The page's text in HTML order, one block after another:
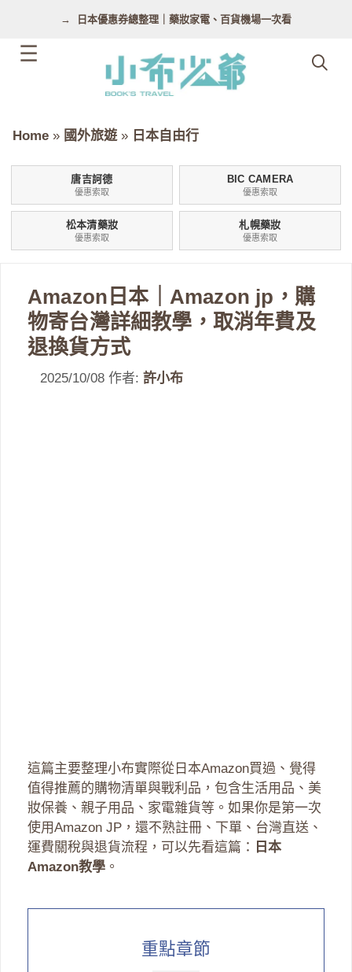
日本優惠券總整理｜藥妝家電、百貨機場一次看
Home » 國外旅遊 » 日本自由行
唐吉訶德
優惠索取
BIC CAMERA
優惠索取
松本清藥妝
優惠索取
札幌藥妝
優惠索取
Amazon日本｜Amazon jp，購
物寄台灣詳細教學，取消年費及
退換貨方式
2025/10/08 作者: 許小布
這篇主要整理小布實際從日本Amazon買過、覺得
值得推薦的購物清單與戰利品，包含生活用品、美
妝保養、親子用品、家電雜貨等。如果你是第一次
使用Amazon JP，還不熟註冊、下單、台灣直送、
運費關稅與退貨流程，可以先看這篇：
日本
Amazon教學 。
重點章節